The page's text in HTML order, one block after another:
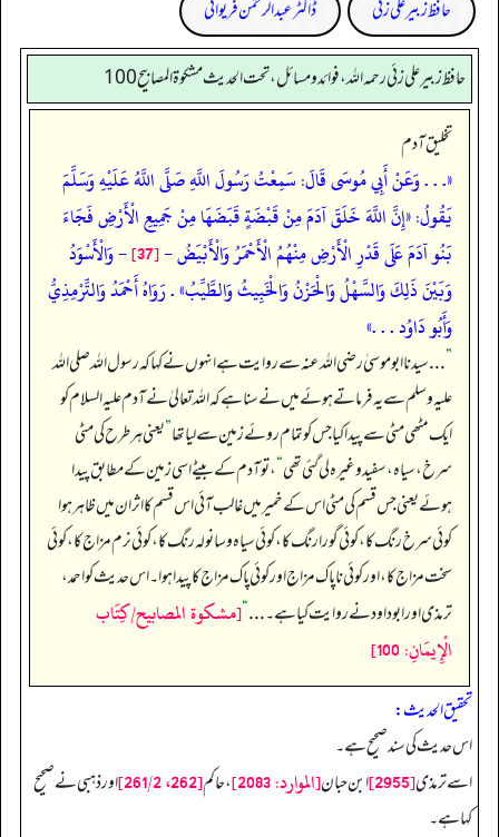
حافظ زبیر علی زئی
ڈاکٹر عبدالرحمٰن فریوائی
حافظ زبير على زئي رحمه الله، فوائد و مسائل، تحت الحديث مشكوة المصابيح 100
تخلیق آدم
«. . . ‏‏‏‏وَعَنْ أَبِي مُوسَى قَالَ: سَمِعْتُ رَسُولَ اللَّهِ صَلَّى اللَّهُ عَلَيْهِ وَسَلَّمَ
يَقُولُ:«إِنَّ اللَّهَ خَلَقَ آدَمَ مِنْ قَبْضَةٍ قَبَضَهَا مِنْ جَمِيعِ الْأَرْضِ فَجَاءَ
بَنُو آدَمَ عَلَى قَدْرِ الْأَرْضِ مِنْهُمُ الْأَحْمَرُ وَالْأَبْيَضُ -[37]
- وَالْأَسْوَدُ
وَبَيْنَ ذَلِكَ وَالسَّهْلُ وَالْحَزْنُ وَالْخَبِيثُ وَالطَّيِّبُ». رَوَاهُ أَحْمَدُ وَالتِّرْمِذِيُّ
وَأَبُو دَاوُد . . .»
”. . . سیدنا ابوموسیٰ رضی اللہ عنہ سے روایت ہے انہوں نے کہا کہ رسول اللہ صلی اللہ
علیہ وسلم سے یہ فرماتے ہوئے میں نے سنا ہے کہ اللہ تعالیٰ نے آدم علیہ السلام کو
ایک مٹھی مٹی سے پیدا کیا جس کو تمام روئے زمین سے لیا تھا”یعنی ہر طرح کی مٹی
سرخ، سیاہ، سفید وغیرہ لی گئی تھی“، تو آدم کے بیٹے اسی زمین کے مطابق پیدا
ہوئے یعنی جس قسم کی مٹی اس کے خمیر میں غالب آئی اس قسم کا اثر ان میں ظاہر ہوا
کوئی سرخ رنگ کا، کوئی گورا رنگ کا، کوئی سیاہ و سانولہ رنگ کا، کوئی نرم مزاج کا، کوئی
سخت مزاج کا، اور کوئی ناپاک مزاج اور کوئی پاک مزاج کا پیدا ہوا۔ اس حدیث کو احمد،
ترمذی اور ابوداود نے روایت کیا ہے۔ . . .“[مشكوة المصابيح/كِتَاب
الْإِيمَانِ: 100]
تحقیق الحدیث:
اس حدیث کی سند صحیح ہے۔
اسے ترمذی[2955] ابن حبان[الموارد: 2083] ، حاکم[262، 261/2]
اور ذہبی نے صحیح
کہا ہے۔